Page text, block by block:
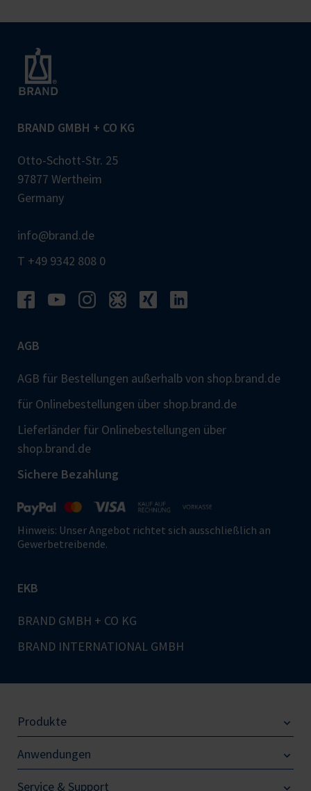
BRAND GMBH + CO KG
Otto-Schott-Str. 25
97877 Wertheim
Germany
info@brand.de
T +49 9342 808 0
AGB
AGB für Bestellungen außerhalb von shop.brand.de
für Onlinebestellungen über shop.brand.de
Lieferländer für Onlinebestellungen über
shop.brand.de
Sichere Bezahlung
Hinweis: Unser Angebot richtet sich ausschließlich an
Gewerbetreibende.
EKB
BRAND GMBH + CO KG
BRAND INTERNATIONAL GMBH
Produkte
Anwendungen
Service & Support